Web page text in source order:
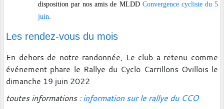
disposition par nos amis de MLDD Convergence cycliste du 5
juin.
Les rendez-vous du mois
En dehors de notre randonnée, Le club a retenu comme
événement phare le Rallye du Cyclo Carrillons Ovillois le
dimanche 19 juin 2022
toutes informations :information sur le rallye du CCO